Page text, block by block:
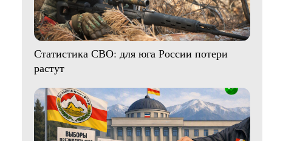
Статистика СВО: для юга России потери
растут